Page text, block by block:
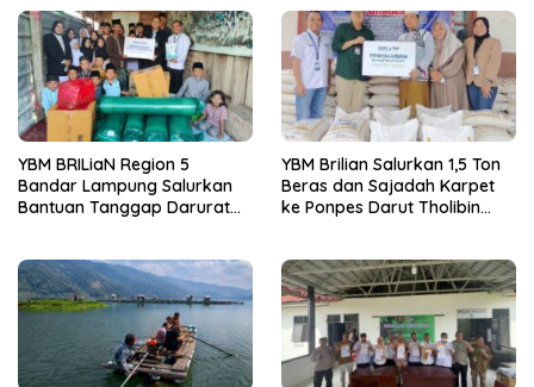
YBM BRILiaN Region 5
Bandar Lampung Salurkan
Bantuan Tanggap Darurat
YBM Brilian Salurkan 1,5 Ton
Beras dan Sajadah Karpet
ke Ponpes Darut Tholibin